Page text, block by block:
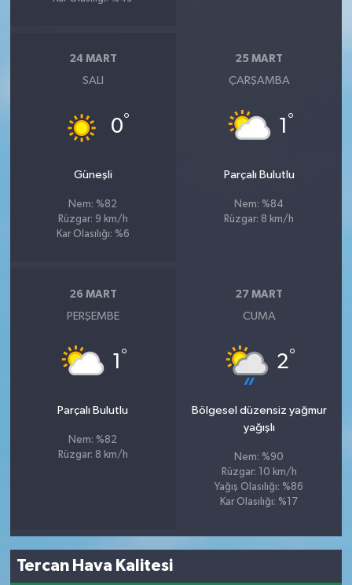
24 MART
SALI
0°
Güneşli
Nem: %82
Rüzgar: 9 km/h
Kar Olasılığı: %6
25 MART
ÇARŞAMBA
1 °
Parçalı Bulutlu
Nem: %84
Rüzgar: 8 km/h
26 MART
PERŞEMBE
1 °
Parçalı Bulutlu
Nem: %82
Rüzgar: 8 km/h
27 MART
CUMA
2°
Bölgesel düzensiz yağmur
yağışlı
Nem: %90
Rüzgar: 10 km/h
Yağış Olasılığı: %86
Kar Olasılığı: %17
Tercan Hava Kalitesi